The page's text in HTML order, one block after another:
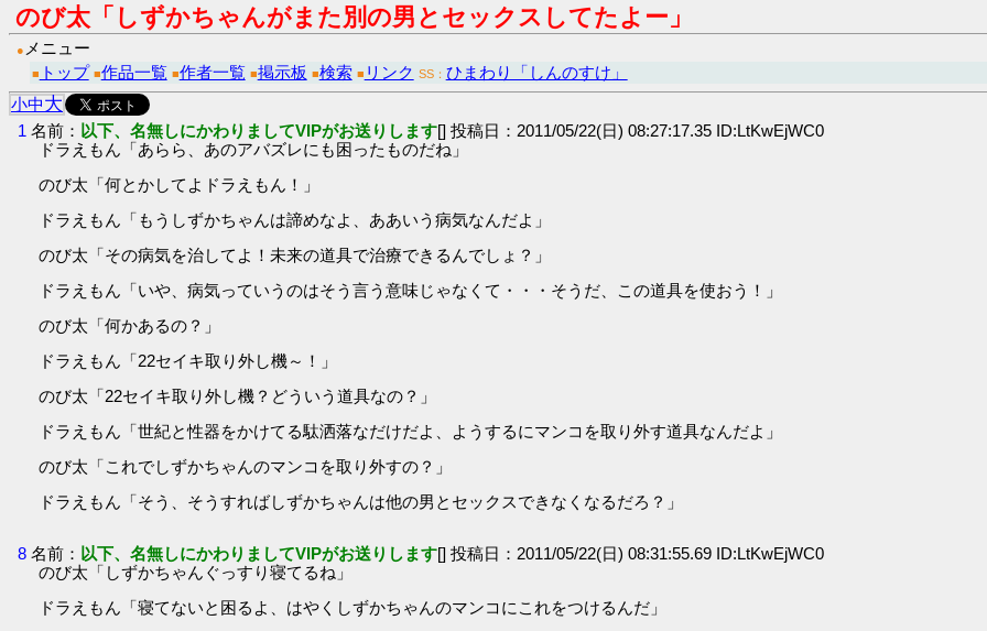
のび太「しずかちゃんがまた別の男とセックスしてたよー」
● メニュー
■ トップ ■作品一覧 ■作者一覧 ■掲示板 ■検索 ■ リンク SS： ひまわり「しんのすけ」
小中大
1 名前： 以下、名無しにかわりましてVIPがお送りします[] 投稿日：2011/05/22(日) 08:27:17.35 ID:LtKwEjWC0
ドラえもん「あらら、あのアバズレにも困ったものだね」
のび太「何とかしてよドラえもん！」
ドラえもん「もうしずかちゃんは諦めなよ、ああいう病気なんだよ」
のび太「その病気を治してよ！未来の道具で治療できるんでしょ？」
ドラえもん「いや、病気っていうのはそう言う意味じゃなくて・・・そうだ、この道具を使おう！」
のび太「何かあるの？」
ドラえもん「22セイキ取り外し機～！」
のび太「22セイキ取り外し機？どういう道具なの？」
ドラえもん「世紀と性器をかけてる駄洒落なだけだよ、ようするにマンコを取り外す道具なんだよ」
のび太「これでしずかちゃんのマンコを取り外すの？」
ドラえもん「そう、そうすればしずかちゃんは他の男とセックスできなくなるだろ？」
8 名前： 以下、名無しにかわりましてVIPがお送りします[] 投稿日：2011/05/22(日) 08:31:55.69 ID:LtKwEjWC0
のび太「しずかちゃんぐっすり寝てるね」
ドラえもん「寝てないと困るよ、はやくしずかちゃんのマンコにこれをつけるんだ」